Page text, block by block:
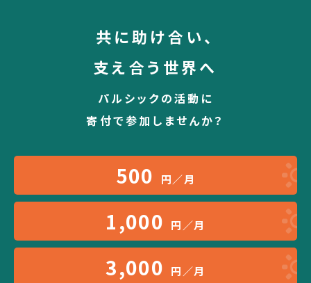
共に助け合い、
支え合う世界へ
パルシックの活動に
寄付で参加しませんか？
500 円／月
1,000 円／月
3,000 円／月